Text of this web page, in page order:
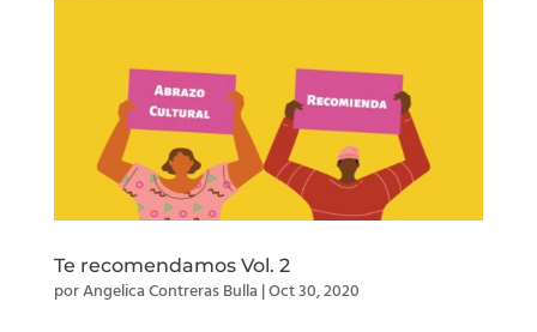
Te recomendamos Vol. 2
porAngelica Contreras Bulla |Oct 30, 2020